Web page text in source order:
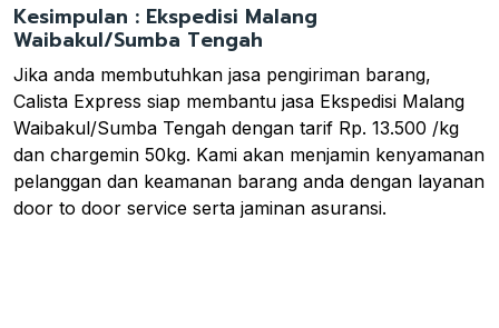
Kesimpulan : Ekspedisi Malang
Waibakul/Sumba Tengah
Jika anda membutuhkan jasa pengiriman barang,
Calista Express siap membantu jasa Ekspedisi Malang
Waibakul/Sumba Tengah dengan tarif Rp. 13.500 /kg
dan chargemin 50kg. Kami akan menjamin kenyamanan
pelanggan dan keamanan barang anda dengan layanan
door to door service serta jaminan asuransi.